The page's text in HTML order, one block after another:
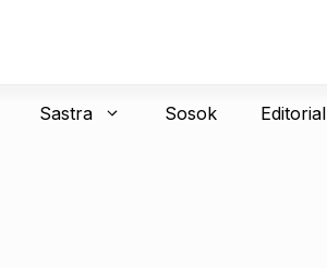
Sastra Sosok Editorial